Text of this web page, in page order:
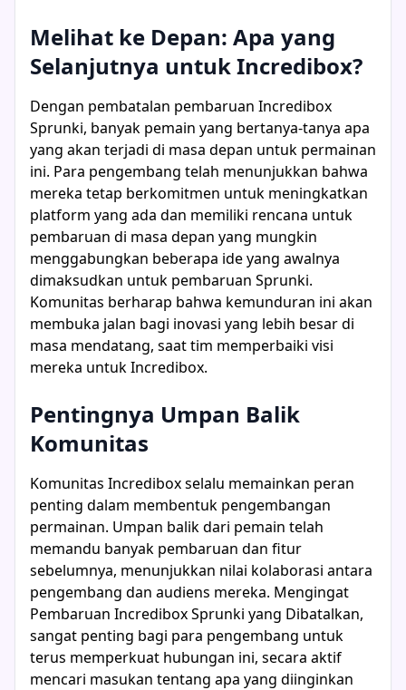
Melihat ke Depan: Apa yang
Selanjutnya untuk Incredibox?
Dengan pembatalan pembaruan Incredibox
Sprunki, banyak pemain yang bertanya-tanya apa
yang akan terjadi di masa depan untuk permainan
ini. Para pengembang telah menunjukkan bahwa
mereka tetap berkomitmen untuk meningkatkan
platform yang ada dan memiliki rencana untuk
pembaruan di masa depan yang mungkin
menggabungkan beberapa ide yang awalnya
dimaksudkan untuk pembaruan Sprunki.
Komunitas berharap bahwa kemunduran ini akan
membuka jalan bagi inovasi yang lebih besar di
masa mendatang, saat tim memperbaiki visi
mereka untuk Incredibox.
Pentingnya Umpan Balik
Komunitas
Komunitas Incredibox selalu memainkan peran
penting dalam membentuk pengembangan
permainan. Umpan balik dari pemain telah
memandu banyak pembaruan dan fitur
sebelumnya, menunjukkan nilai kolaborasi antara
pengembang dan audiens mereka. Mengingat
Pembaruan Incredibox Sprunki yang Dibatalkan,
sangat penting bagi para pengembang untuk
terus memperkuat hubungan ini, secara aktif
mencari masukan tentang apa yang diinginkan